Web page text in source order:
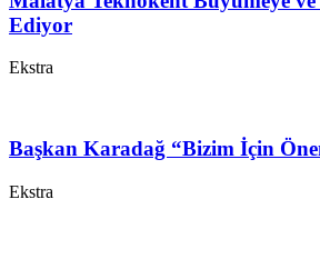
Ediyor
Ekstra
Başkan Karadağ “Bizim İçin
Ekstra